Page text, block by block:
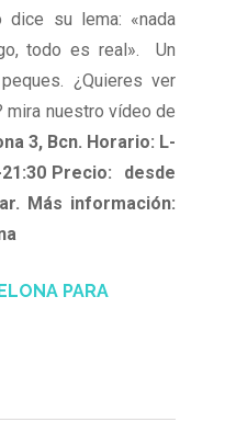
dice su lema: «nada
todo es real». Un
¿Quieres ver
nuestro vídeo de
3, Bcn. Horario: L-
Precio: desde
Más información:
PARA